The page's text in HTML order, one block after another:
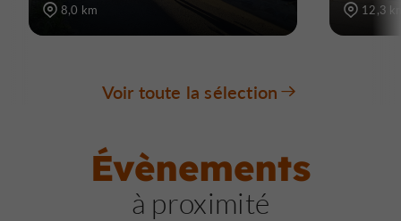
8,0 km 12,3
Voir toute la sélection
Évènements
à proximité